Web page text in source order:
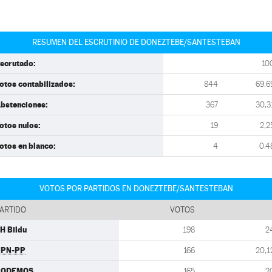
RESUMEN DEL ESCRUTINIO DE DONEZTEBE/SANTESTEBAN
contabilizados: 844
367
nulos: 19
en blanco: 4
VOTOS POR PARTIDOS EN DONEZTEBE/SANTESTEBAN
VOTOS
Bildu 198
PP 166